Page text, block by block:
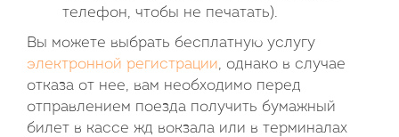
телефон, чтобы не печатать).
Вы можете выбрать бесплатную услугу
электронной регистрации, однако в случае
отказа от нее, вам необходимо перед
отправлением поезда получить бумажный
билет в кассе жд вокзала или в терминалах